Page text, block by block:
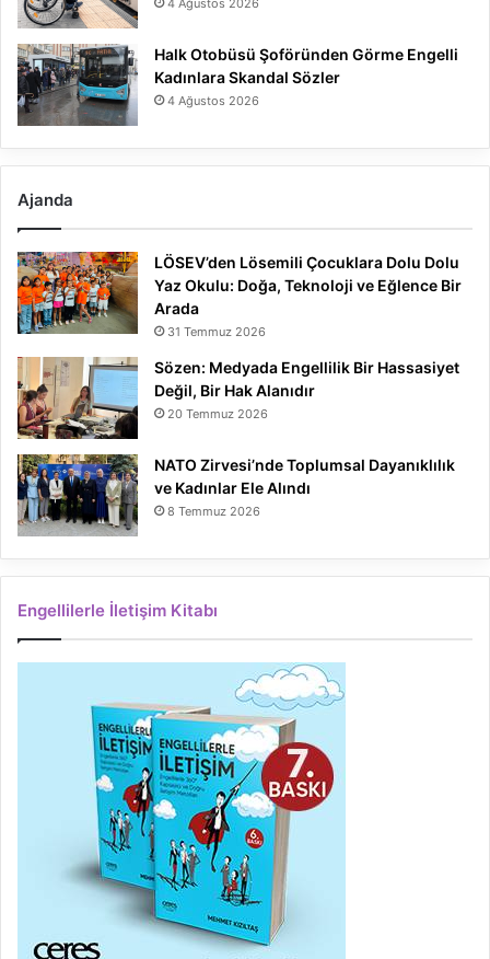
4 Ağustos 2026
Halk Otobüsü Şoföründen Görme Engelli
Kadınlara Skandal Sözler
4 Ağustos 2026
Ajanda
LÖSEV’den Lösemili Çocuklara Dolu Dolu
Yaz Okulu: Doğa, Teknoloji ve Eğlence Bir
Arada
31 Temmuz 2026
Sözen: Medyada Engellilik Bir Hassasiyet
Değil, Bir Hak Alanıdır
20 Temmuz 2026
NATO Zirvesi’nde Toplumsal Dayanıklılık
ve Kadınlar Ele Alındı
8 Temmuz 2026
Engellilerle İletişim Kitabı